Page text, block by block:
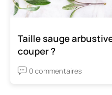
Taille sauge
couper ?
0 commentaires